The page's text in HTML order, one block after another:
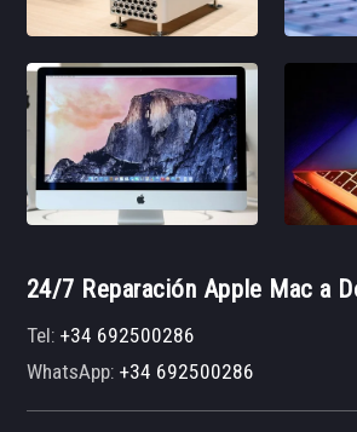
24/7 Reparación Apple Mac a
Tel:+34 692500286
WhatsApp:+34 692500286